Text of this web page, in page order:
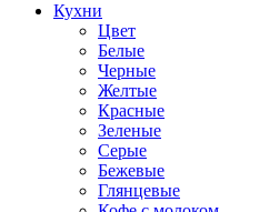
Кухни
Цвет
Белые
Черные
Желтые
Красные
Зеленые
Серые
Бежевые
Глянцевые